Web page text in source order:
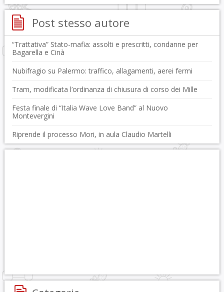
Post stesso autore
“Trattativa” Stato-mafia: assolti e prescritti, condanne per
Bagarella e Cinà
Nubifragio su Palermo: traffico, allagamenti, aerei fermi
Tram, modificata l’ordinanza di chiusura di corso dei Mille
Festa finale di “Italia Wave Love Band” al Nuovo
Montevergini
Riprende il processo Mori, in aula Claudio Martelli